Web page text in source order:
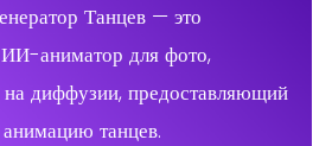
Танцев — это
аниматор для фото,
диффузии, предоставляющий
танцев.